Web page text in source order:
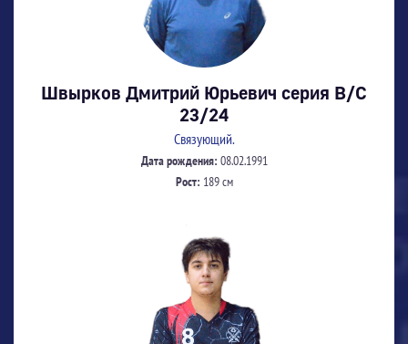
Швырков Дмитрий Юрьевич серия В/С
23/24
Связующий.
Дата рождения: 08.02.1991
Рост: 189 см